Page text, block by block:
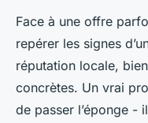
Face à une offre
repérer les signes
réputation locale,
concrètes. Un vrai
de passer l’éponge -